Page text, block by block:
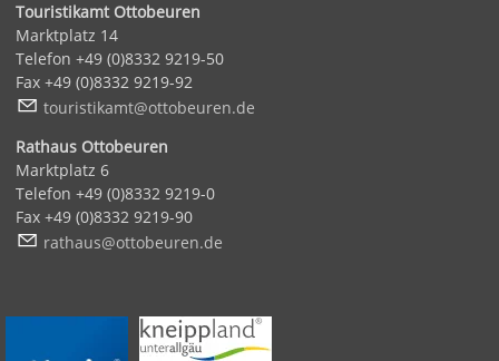
Touristikamt Ottobeuren
Marktplatz 14
Telefon +49 (0)8332 9219-50
Fax +49 (0)8332 9219-92
t
r st k mt tt b r n d
Rathaus Ottobeuren
Marktplatz 6
Telefon +49 (0)8332 9219-0
Fax +49 (0)8332 9219-90
r th s tt b r n d